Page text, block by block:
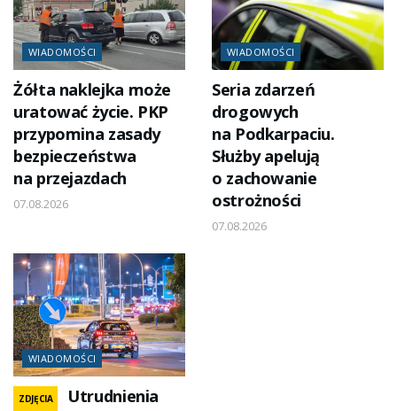
WIADOMOŚCI
Żółta naklejka może
uratować życie. PKP
przypomina zasady
bezpieczeństwa
na przejazdach
07.08.2026
WIADOMOŚCI
Seria zdarzeń
drogowych
na Podkarpaciu.
Służby apelują
o zachowanie
ostrożności
07.08.2026
WIADOMOŚCI
ZDJĘCIA
Utrudnienia